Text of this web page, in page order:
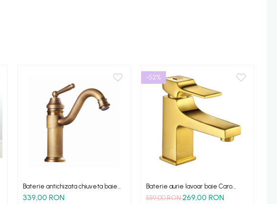
Baterie antichizata chiuveta baie
medie Sanitape
339,00 RON
-52%
Baterie aurie lavoar baie Caro
inaltime medie
559,00 RON269,00 RON